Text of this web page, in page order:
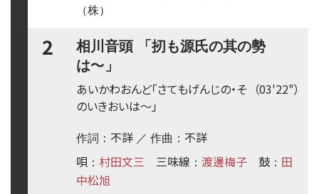
（株）
2
相川音頭 「扨も源氏の其の勢
は〜 」
（03'22"）
あいかわおんど「さてもげんじの・そ
のいきおいは〜 」
作詞： 不詳 ／ 作曲： 不詳
唄 ： 村田文三 三味線 ： 渡邊梅子 鼓 ： 田
中松旭